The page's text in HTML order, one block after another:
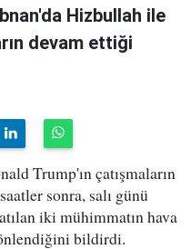
Hizbullah ile
devam ettiği
Trump'ın çatışmaların
sonra, salı günü
iki mühimmatın hava
bildirdi.